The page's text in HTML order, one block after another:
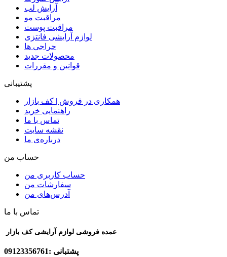
آرایش لب
مراقبت مو
مراقبت پوست
لوازم آرایشی فانتزی
حراجی ها
محصولات جدید
قوانین و مقررات
پشتیبانی
همکاری در فروش | کف بازار
راهنمایی خرید
تماس با ما
نقشه سایت
درباره‌ی ما
حساب من
حساب کاربری من
سفارشات من
آدرس‌های من
تماس با ما
پشتبانی :09123356761